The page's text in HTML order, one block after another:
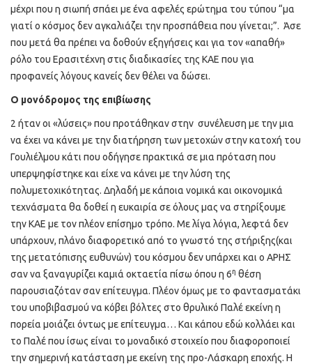
μέχρι που η σιωπή σπάει με ένα αφελές ερώτημα του τύπου “μα
γιατί ο κόσμος δεν αγκαλιάζει την προσπάθεια που γίνεται;”. Άσε
που μετά θα πρέπει να δοθούν εξηγήσεις και για τον «απαθή»
ρόλο του Ερασιτέχνη στις διαδικασίες της ΚΑΕ που για
προφανείς λόγους κανείς δεν θέλει να δώσει.
Ο μονόδρομος της επιβίωσης
2 ήταν οι «λύσεις» που προτάθηκαν στην συνέλευση με την μια
να έχει να κάνει με την διατήρηση των μετοχών στην κατοχή του
Γουλιέλμου κάτι που οδήγησε πρακτικά σε μια πρόταση που
υπερψηφίστηκε και είχε να κάνει με την λύση της
πολυμετοχικότητας. Δηλαδή με κάποια νομικά και οικονομικά
τεχνάσματα θα δοθεί η ευκαιρία σε όλους μας να στηρίξουμε
την ΚΑΕ με τον πλέον επίσημο τρόπο. Με λίγα λόγια, λεφτά δεν
υπάρχουν, πλάνο διαφορετικό από το γνωστό της στήριξης(και
της μετατόπισης ευθυνών) του κόσμου δεν υπάρχει και ο ΑΡΗΣ
σαν να ξαναγυρίζει καμιά οκταετία πίσω όπου η 6η θέση
παρουσιαζόταν σαν επίτευγμα. Πλέον όμως με το φαντασματάκι
του υποβιβασμού να κόβει βόλτες στο θρυλικό Παλέ εκείνη η
πορεία μοιάζει όντως με επίτευγμα… Και κάπου εδώ κολλάει και
το Παλέ που ίσως είναι το μοναδικό στοιχείο που διαφοροποιεί
την σημερινή κατάσταση με εκείνη της προ-Λάσκαρη εποχής. Η